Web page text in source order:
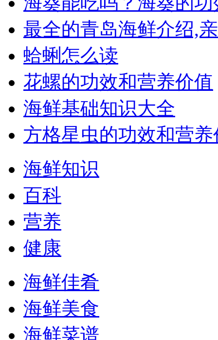
最全的青岛海鲜介绍,
蛤蜊怎么读
花螺的功效和营养价值
海鲜基础知识大全
方格星虫的功效和营养
海鲜知识
百科
营养
健康
海鲜佳肴
海鲜美食
海鲜菜谱